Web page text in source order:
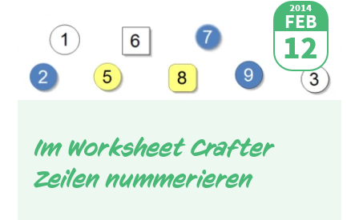
2014
FEB
12
Im Worksheet Crafter
Zeilen nummerieren